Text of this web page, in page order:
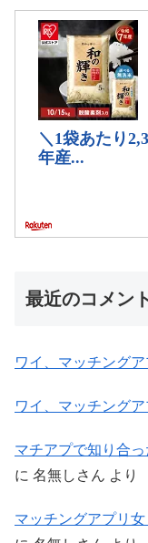
最近のコメント
ワイ、マッチング
ワイ、マッチング
マチアプで知り合
に 名無しさん より
マッチングアプリ